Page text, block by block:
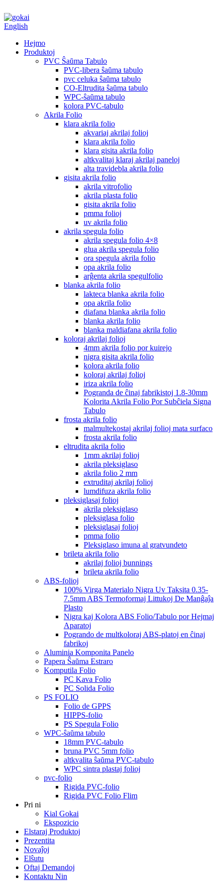
English
Hejmo
Produktoj
PVC Ŝaŭma Tabulo
PVC-libera ŝaŭma tabulo
pvc celuka ŝaŭma tabulo
CO-Eltrudita ŝaŭma tabulo
WPC-ŝaŭma tabulo
kolora PVC-tabulo
Akrila Folio
klara akrila folio
akvariaj akrilaj folioj
klara akrila folio
klara gisita akrila folio
altkvalitaj klaraj akrilaj paneloj
alta travidebla akrila folio
gisita akrila folio
akrila vitrofolio
akrila plasta folio
gisita akrila folio
pmma folioj
uv akrila folio
akrila spegula folio
akrila spegula folio 4×8
glua akrila spegula folio
ora spegula akrila folio
opa akrila folio
arĝenta akrila spegulfolio
blanka akrila folio
lakteca blanka akrila folio
opa akrila folio
diafana blanka akrila folio
blanka akrila folio
blanka maldiafana akrila folio
koloraj akrilaj folioj
4mm akrila folio por kuirejo
nigra gisita akrila folio
kolora akrila folio
koloraj akrilaj folioj
iriza akrila folio
Pogranda de ĉinaj fabrikistoj 1.8-30mm
Kolorita Akrila Folio Por Subĉiela Signa
Tabulo
frosta akrila folio
malmultekostaj akrilaj folioj mata surfaco
frosta akrila folio
eltrudita akrila folio
1mm akrilaj folioj
akrila pleksiglaso
akrila folio 2 mm
extruditaj akrilaj folioj
lumdifuza akrila folio
pleksiglasaj folioj
akrila pleksiglaso
pleksiglasa folio
pleksiglasaj folioj
pmma folio
Pleksiglaso imuna al gratvundeto
brileta akrila folio
akrilaj folioj bunnings
brileta akrila folio
ABS-folioj
100% Virga Materialo Nigra Uv Taksita 0.35-
7.5mm ABS Termoformaj Littukoj De Manĝaĵa
Plasto
Nigra kaj Kolora ABS Folio/Tabulo por Hejmaj
Aparatoj
Pogrando de multkoloraj ABS-platoj en ĉinaj
fabrikoj
Aluminia Komponita Panelo
Papera Ŝaŭma Estraro
Komputila Folio
PC Kava Folio
PC Solida Folio
PS FOLIO
Folio de GPPS
HIPPS-folio
PS Spegula Folio
WPC-ŝaŭma tabulo
18mm PVC-tabulo
bruna PVC 5mm folio
altkvalita ŝaŭma PVC-tabulo
WPC sintra plastaj folioj
pvc-folio
Rigida PVC-folio
Rigida PVC Folio Flim
Pri ni
Kial Gokai
Ekspozicio
Elstaraj Produktoj
Prezentita
Novaĵoj
Elŝutu
Oftaj Demandoj
Kontaktu Nin